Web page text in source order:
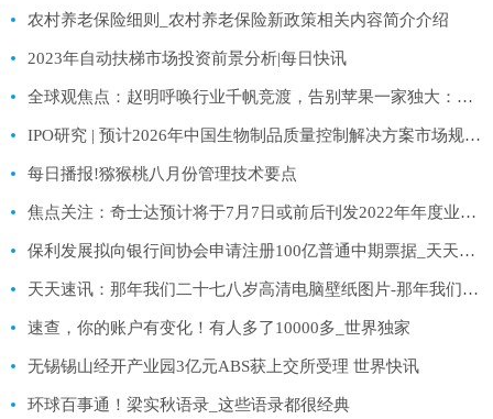
农村养老保险细则_农村养老保险新政策相关内容简介介绍
2023年自动扶梯市场投资前景分析|每日快讯
全球观焦点：赵明呼唤行业千帆竞渡，告别苹果一家独大：Magic V2开启新赛道
IPO研究 | 预计2026年中国生物制品质量控制解决方案市场规模将达238.3亿元-世界即时
每日播报!猕猴桃八月份管理技术要点
焦点关注：奇士达预计将于7月7日或前后刊发2022年年度业绩 继续停牌
保利发展拟向银行间协会申请注册100亿普通中期票据_天天日报
天天速讯：那年我们二十七八岁高清电脑壁纸图片-那年我们二十七八岁高清电脑壁纸
速查，你的账户有变化！有人多了10000多_世界独家
无锡锡山经开产业园3亿元ABS获上交所受理 世界快讯
环球百事通！梁实秋语录_这些语录都很经典